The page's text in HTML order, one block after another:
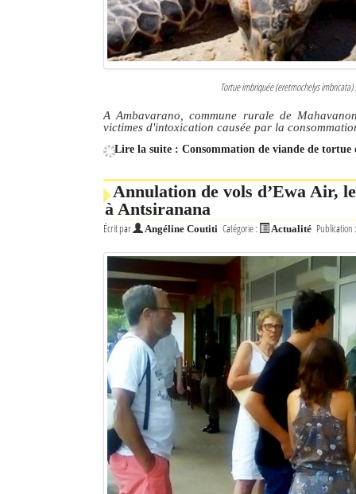
Le Nord de Madagascar
L'actualité du tourisme
Sites touristiques
Diego Suarez Pratique
Les Petites Annonces
Tortue imbriquée (eretmochelys
A Ambavarano, commune rurale de
victimes d'intoxication causée par la
Lire la suite : Consommation de viande de
Annulation de vols d’Ewa Air,
à Antsiranana
Écrit par Angéline Coutiti Catégorie : Actualité